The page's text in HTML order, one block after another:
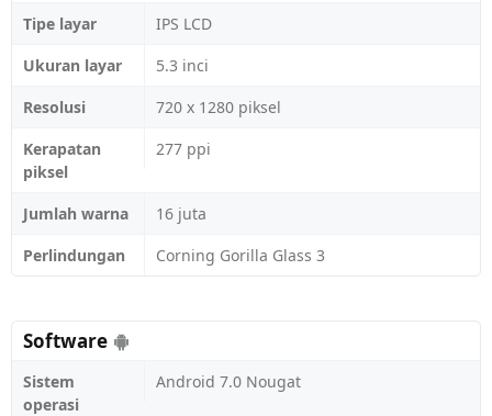
Tipe layar
IPS LCD
Ukuran layar
5.3 inci
Resolusi
720 x 1280 piksel
Kerapatan
piksel
277 ppi
Jumlah warna
16 juta
Perlindungan
Corning Gorilla Glass 3
Software
Sistem
operasi
Android 7.0 Nougat